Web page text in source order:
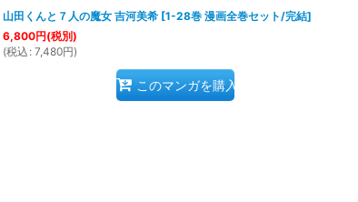
山田くんと７人の魔女 吉河美希 [1-28巻 漫画全巻セット/完結]
6,800円(税別)
(税込 : 7,480円)
このマンガを購入